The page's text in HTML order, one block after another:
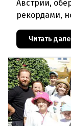
Австрии,
рекордами,
ростЧитать